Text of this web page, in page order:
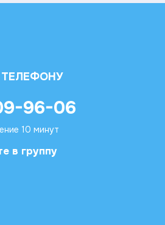
96-06
10 минут
в группу